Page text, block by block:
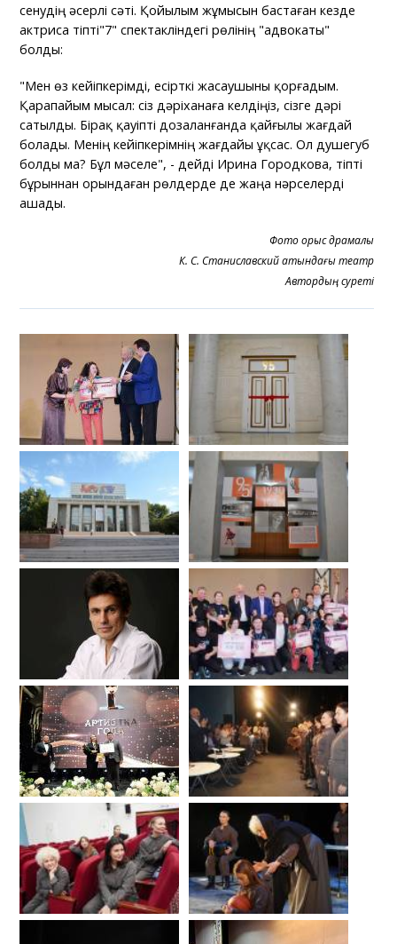
сенудің әсерлі сәті. Қойылым жұмысын бастаған кезде
актриса тіпті"7" спектакліндегі рөлінің "адвокаты"
болды:
"Мен өз кейіпкерімді, есірткі жасаушыны қорғадым.
Қарапайым мысал: сіз дәріханаға келдіңіз, сізге дәрі
сатылды. Бірақ қауіпті дозаланғанда қайғылы жағдай
болады. Менің кейіпкерімнің жағдайы ұқсас. Ол душегуб
болды ма? Бұл мәселе", - дейді Ирина Городкова, тіпті
бұрыннан орындаған рөлдерде де жаңа нәрселерді
ашады.
Фото орыс драмалық
К. С. Станиславский атындағы театр
Автордың суреті